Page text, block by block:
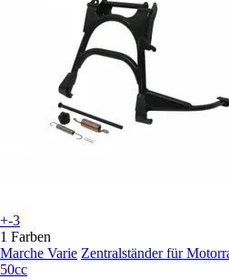
+-3
1 Farben
Marche Varie Zentralständer für
50cc